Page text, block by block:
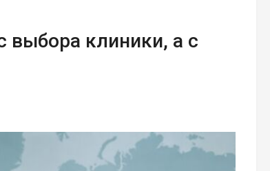
выбора клиники, а с